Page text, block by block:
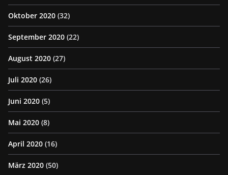
Oktober 2020 (32)
September 2020 (22)
August 2020 (27)
Juli 2020 (26)
Juni 2020 (5)
Mai 2020 (8)
April 2020 (16)
März 2020 (50)